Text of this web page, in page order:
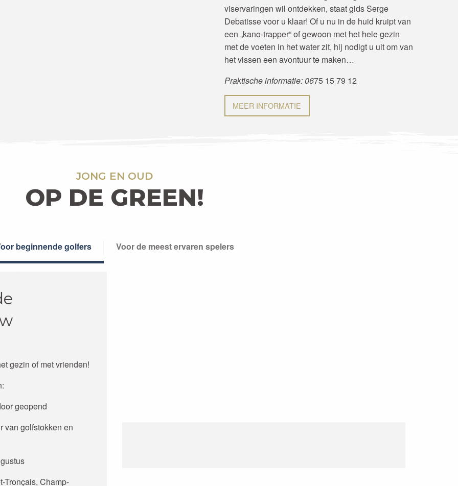
viservaringen wil ontdekken, staat gids Serge
Debatisse voor u klaar! Of u nu in de huid kruipt van
een „kano-trapper“ of gewoon met het hele gezin
met de voeten in het water zit, hij nodigt u uit om van
het vissen een avontuur te maken…
Praktische informatie: 0675 15 79 12
MEER INFORMATIE
JONG EN OUD
OP DE GREEN!
beginnende golfers Voor de meest ervaren spelers
gezin of met vrienden!
geopend
van golfstokken en
Tronçais, Champ-